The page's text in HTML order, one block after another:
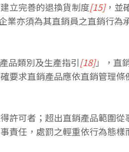
立完善的退換貨制度[15]，並
業亦須為其直銷員之直銷行為
品類別及生產指引[18]」，直
要求直銷產品應依直銷管理條
可者；超出直銷產品範圍
責任，處罰之輕重依行為態樣